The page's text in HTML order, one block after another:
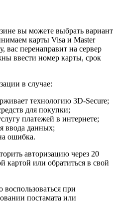
вы можете выбрать вариант
карты Visa и Master
вас перенаправит на сервер
ввести номер карты, срок
в случае:
технологию 3D-Secure;
для покупки;
платежей в интернете;
ввода данных;
ошибка.
авторизацию через 20
картой или обратиться в свой
при
постамата или